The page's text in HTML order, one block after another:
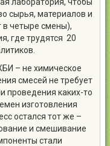
сырья, материалов и
в четыре смены),
где трудятся 20
– не химическое
смесей не требует
проведения каких-то
изготовления
остался тот же –
и смешивание
стали